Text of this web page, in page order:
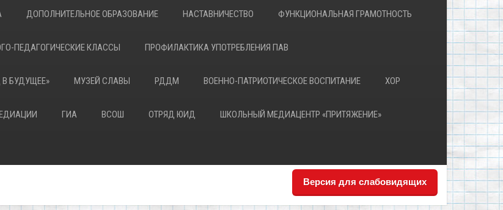
ДОПОЛНИТЕЛЬНОЕ ОБРАЗОВАНИЕ НАСТАВНИЧЕСТВО ФУНКЦИОНАЛЬНАЯ ГРАМОТНОСТЬ
ПЕДАГОГИЧЕСКИЕ КЛАССЫ ПРОФИЛАКТИКА УПОТРЕБЛЕНИЯ ПАВ
БУДУЩЕЕ» МУЗЕЙ СЛАВЫ РДДМ ВОЕННО-ПАТРИОТИЧЕСКОЕ ВОСПИТАНИЕ ХОР
ГИА ВСОШ ОТРЯД ЮИД ШКОЛЬНЫЙ МЕДИАЦЕНТР «ПРИТЯЖЕНИЕ»
Версия для слабовидящих